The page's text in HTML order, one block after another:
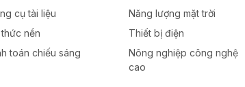
cụ tài liệu
nền
toán chiếu sáng
Năng lượng mặt trời
Thiết bị điện
Nông nghiệp công nghệ
cao